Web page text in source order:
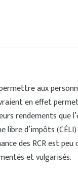
aux
en effet
rendements que
d’impôts
des RCR est peu
et vulgarisés.